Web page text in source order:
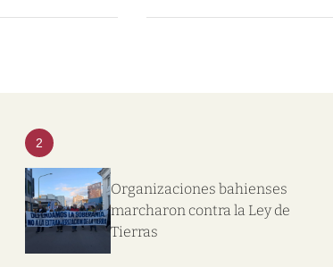
2
Organizaciones bahienses
marcharon contra la Ley de
Tierras